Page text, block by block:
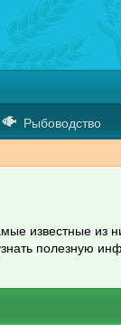
Рыбоводство
известные из
полезную